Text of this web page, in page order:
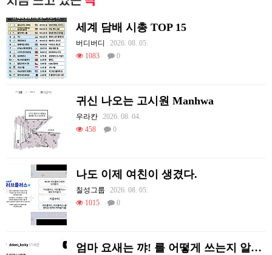
세계 담배 시총 TOP 15
버디버디
2026. 08. 05.
1083
0
귀신 나오는 고시원 Manhwa
우라칸 2026. 08. 04.
458
0
나도 이제 여친이 생겼다.
칠성그룹
2026. 08. 05.
1015
0
엄마 요새는 꺄! 를 어떻게 쓰는지 알아?